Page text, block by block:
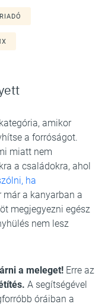
amikor
a forróságot.
miatt nem
a családokra, ahol
ha
már a kanyarban a
megjegyezni egész
nem lesz
a meleget! Erre az
A segítségével
óráiban a